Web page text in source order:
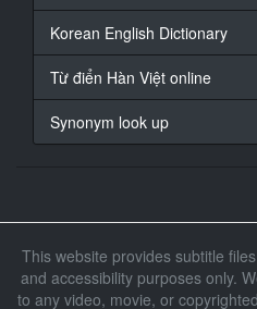
16
At 00:01:22,690, Character
家だったけど、私たち夫
At 00:01:30,350, Character
At 00:01:40,230,
19
Korean English Dictionary
Từ điển Hàn Việt online
Synonym look up
This website provides subtitle
and accessibility purposes only.
to any video, movie, or